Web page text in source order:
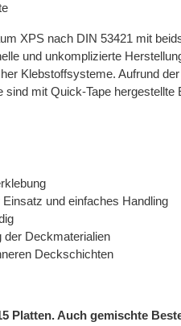
XPS nach DIN 53421 mit
und unkomplizierte
Klebstoffsysteme. Aufrund
mit Quick-Tape hergestellte
und einfaches Handling
der Deckmaterialien
Deckschichten
Platten. Auch gemischte